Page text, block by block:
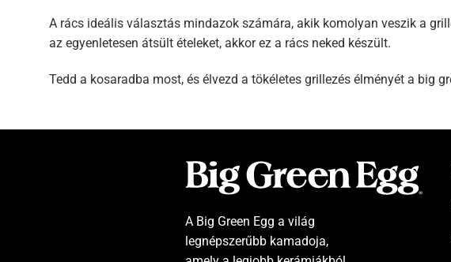
A rács ideális választás mindazok számára, akik komolyan veszik a
az egyenletesen átsült ételeket, akkor ez a rács neked készült.
Tedd a kosaradba most, és élvezd a tökéletes grillezés élményét a big
A Big Green Egg a világ
legnépszerűbb kamadoja,